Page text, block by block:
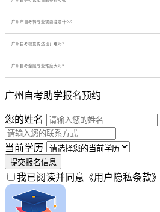
广州市自考转专业需要注意什么?
广州自考视觉传达设计难吗?
广州自考金融专业难度大吗?
广州自考助学报名预约
您的姓名
当前学历
提交报名信息
我已阅读并同意 《用户隐私条款》